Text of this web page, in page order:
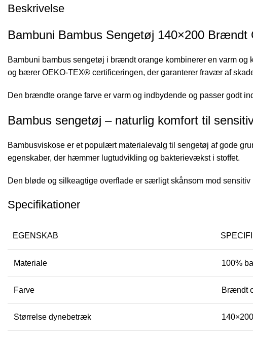
Beskrivelse
Bambuni Bambus Sengetøj 140×200
Bambuni bambus sengetøj i brændt orange kombinerer en varm
og bærer OEKO-TEX® certificeringen, der garanterer fravær af
Den brændte orange farve er varm og indbydende og passer godt
Bambus sengetøj – naturlig komfort til
Bambusviskose er et populært materialevalg til sengetøj af gode
egenskaber, der hæmmer lugtudvikling og bakterievækst i stoffet.
Den bløde og silkeagtige overflade er særligt skånsom mod
Specifikationer
EGENSKAB
Materiale 100%
Farve Brændt
Størrelse dynebetræk